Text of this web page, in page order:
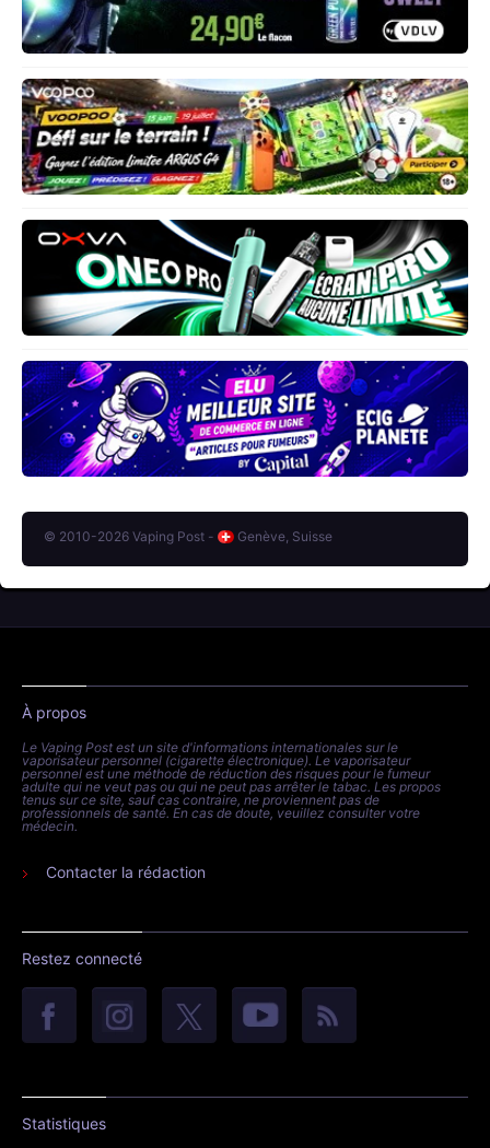
© 2010-2026 Vaping Post - Genève, Suisse
À propos
Le Vaping Post est un site d'informations internationales sur le
vaporisateur personnel (cigarette électronique). Le vaporisateur
personnel est une méthode de réduction des risques pour le fumeur
adulte qui ne veut pas ou qui ne peut pas arrêter le tabac. Les propos
tenus sur ce site, sauf cas contraire, ne proviennent pas de
professionnels de santé. En cas de doute, veuillez consulter votre
médecin.
Contacter la rédaction
Restez connecté
Statistiques